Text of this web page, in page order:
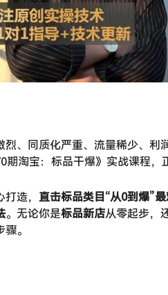
烈、同质化严重、流量稀少、利
期淘宝：标品干爆》实战课程，
造，​ 直击标品类目“从0到爆”
。无论你是标品新店从零起步，
。